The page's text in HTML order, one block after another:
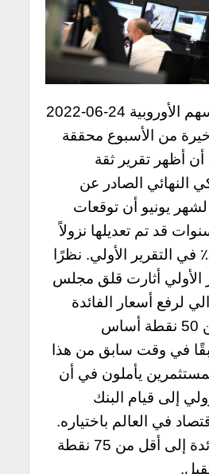
أنهت تداولات الأسهم الأوروبية 24-06-2022
من الأسبوع محققة
أظهر تقرير ثقة
النهائي الصادر عن
يونيو أن توقعات
قد تم تعديلها نزولاً
إلى 3.1٪ من 3.3٪ في التقرير الأولي. نظرًا
الأولي أثارت قلق مجلس
لرفع أسعار الفائدة
بمقدار 75 بدلاً من 50 نقطة أساس
في وقت سابق من هذا
يأملون في أن
إلى قيام البنك
في العالم باختياره.
ارتفاع أسعار الفائدة إلى أقل من 75 نقطة